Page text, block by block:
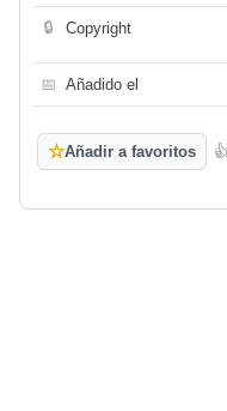
🔒 Copyright
📅 Añadido el
☆Añadir a favoritos